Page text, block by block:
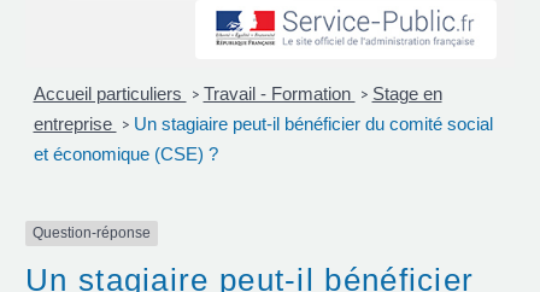
Accueil particuliers > Travail - Formation > Stage en
entreprise > Un stagiaire peut-il bénéficier du comité social
et économique (CSE) ?
Question-réponse
Un stagiaire peut-il bénéficier